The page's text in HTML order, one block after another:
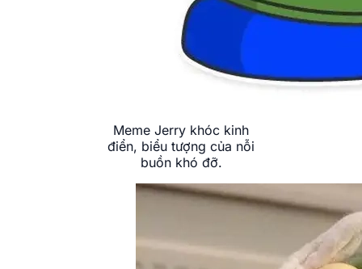
Meme Jerry khóc kinh
điển, biểu tượng của nỗi
buồn khó đỡ.